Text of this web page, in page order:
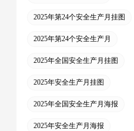
2025年第24个安全生产月挂图
2025年第24个安全生产月
2025年全国安全生产月挂图
2025年安全生产月挂图
2025年全国安全生产月海报
2025年安全生产月海报